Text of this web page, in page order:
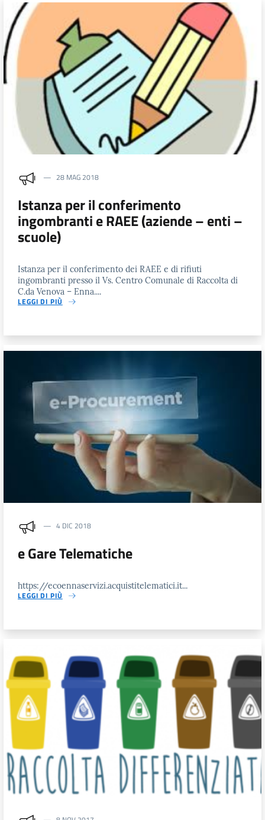
28 MAG 2018
Istanza per il conferimento
ingombranti e RAEE (aziende – enti –
scuole)
Istanza per il conferimento dei RAEE e di rifiuti
ingombranti presso il Vs. Centro Comunale di Raccolta di
C.da Venova – Enna....
LEGGI DI PIÙ
4 DIC 2018
e Gare Telematiche
https://ecoennaservizi.acquistitelematici.it...
LEGGI DI PIÙ